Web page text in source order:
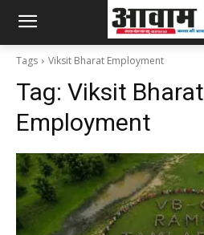
Tags Viksit Bharat Employment
Tag: Viksit Bharat
Employment